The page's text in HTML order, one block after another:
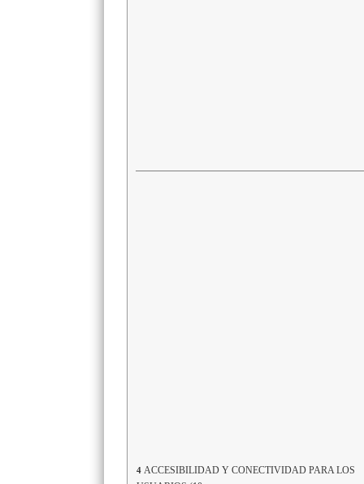
4 ACCESIBILIDAD Y CONECTIVIDAD PARA LOS